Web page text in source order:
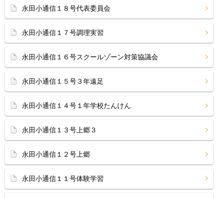
永田小通信１８号代表委員会
永田小通信１７号調理実習
永田小通信１６号スクールゾーン対策協議会
永田小通信１５号３年遠足
永田小通信１４号１年学校たんけん
永田小通信１３号上郷３
永田小通信１２号上郷
永田小通信１１号体験学習